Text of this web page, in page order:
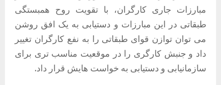
مبارزات جاری کارگران، با تقویت روح همبستگی
طبقاتی در این مبارزات و دستیابی به یک افق روشن
می توان توازن قوای طبقاتی را به نفع کارگران تغییر
داد و جنبش کارگری را در موقعیت مناسب تری برای
سازمانیابی و دستیابی به خواست هایش قرار داد.